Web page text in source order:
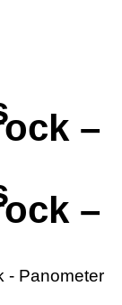
–
–
- Panometer